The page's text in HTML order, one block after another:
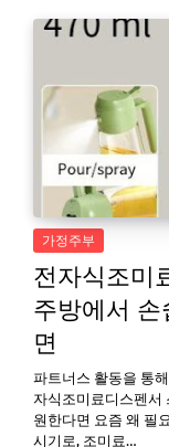
가정주부
전자식조미
주방에서
면
파트너스 활동을 통
자식조미료디스펜서
원한다면 요즘 왜 필
시기로, 조미료…